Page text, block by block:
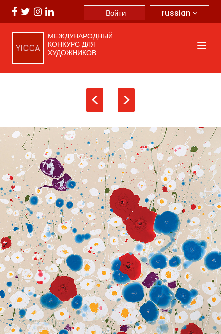
russian
Войти
МЕЖДУНАРОДНЫЙ
КОНКУРС ДЛЯ
ХУДОЖНИКОВ
< >